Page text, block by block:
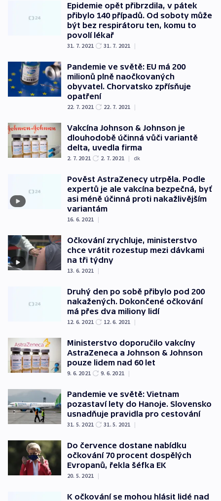
Epidemie opět přibrzdila, v pátek
přibylo 140 případů. Od soboty může
být bez respirátoru ten, komu to
povolí lékař
31. 7. 2021 31. 7. 2021 |
Pandemie ve světě: EU má 200
milionů plně naočkovaných
obyvatel. Chorvatsko zpřísňuje
opatření
22. 7. 2021 22. 7. 2021 |
Vakcína Johnson & Johnson je
dlouhodobě účinná vůči variantě
delta, uvedla firma
2. 7. 2021 2. 7. 2021 | dk
Pověst AstraZenecy utrpěla. Podle
expertů je ale vakcína bezpečná, byť
asi méně účinná proti nakažlivějším
variantám
16. 6. 2021 |
Očkování zrychluje, ministerstvo
chce vrátit rozestup mezi dávkami
na tři týdny
13. 6. 2021 |
Druhý den po sobě přibylo pod 200
nakažených. Dokončené očkování
má přes dva miliony lidí
12. 6. 2021 12. 6. 2021 |
Ministerstvo doporučilo vakcíny
AstraZeneca a Johnson & Johnson
pouze lidem nad 60 let
9. 6. 2021 9. 6. 2021 |
Pandemie ve světě: Vietnam
pozastaví lety do Hanoje. Slovensko
usnadňuje pravidla pro cestování
31. 5. 2021 31. 5. 2021 |
Do července dostane nabídku
očkování 70 procent dospělých
Evropanů, řekla šéfka EK
20. 5. 2021 |
K očkování se mohou hlásit lidé nad